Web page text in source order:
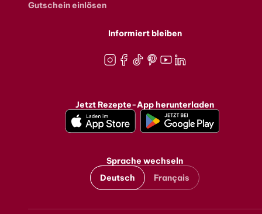
Gutschein einlösen
Informiert bleiben
Jetzt Rezepte-App herunterladen
Sprache wechseln
Deutsch
Français